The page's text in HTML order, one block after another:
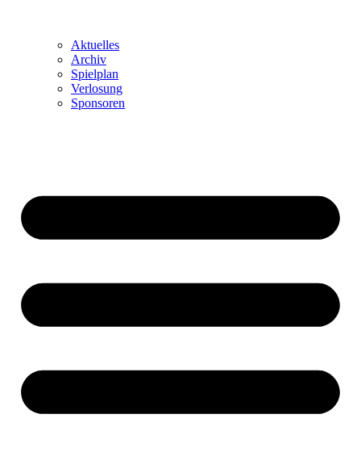
Aktuelles
Archiv
Spielplan
Verlosung
Sponsoren